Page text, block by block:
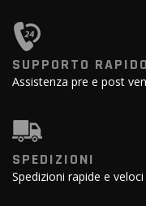
SUPPORTO RAPIDO
Assistenza pre e post
SPEDIZIONI
Spedizioni rapide e veloci